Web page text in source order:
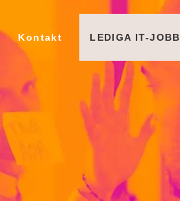
Kontakt LEDIGA IT-JOBB